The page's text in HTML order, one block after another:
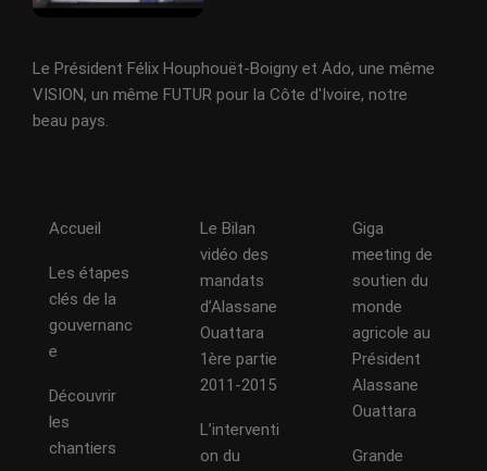
Le Président Félix Houphouët-Boigny et Ado, une même
VISION, un même FUTUR pour la Côte d'Ivoire, notre
beau pays.
Accueil
Les étapes
clés de la
gouvernanc
e
Découvrir
les
chantiers
Le Bilan
vidéo des
mandats
d’Alassane
Ouattara
1ère partie
2011-2015
L’interventi
on du
Giga
meeting de
soutien du
monde
agricole au
Président
Alassane
Ouattara
Grande